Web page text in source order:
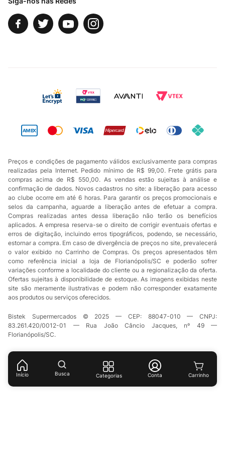
Início Busca Categorias Conta
Preços e condições de pagamento válidos exclusivamente para compras
realizadas pela Internet. Pedido mínimo de R$ 99,00. Frete grátis para
compras acima de R$ 550,00. As vendas estão sujeitas à análise e
confirmação de dados. Novos cadastros no site: a liberação para acesso
ao clube ocorre em até 6 horas. Para garantir os preços promocionais e
selos da campanha, aguarde a liberação antes de efetuar a compra.
Compras realizadas antes dessa liberação não terão os benefícios
aplicados. A empresa reserva-se o direito de corrigir eventuais ofertas e
erros de digitação, incluindo erros tipográficos, podendo, se necessário,
estornar a compra. Em caso de divergência de preços no site, prevalecerá
o valor exibido no Carrinho de Compras. Os preços apresentados têm
como referência inicial a loja de Florianópolis/SC e poderão sofrer
variações conforme a localidade do cliente ou a regionalização da oferta.
Ofertas sujeitas à disponibilidade de estoque. As imagens exibidas neste
site são meramente ilustrativas e podem não corresponder exatamente
aos produtos ou serviços oferecidos.
Bistek Supermercados © 2025 — CEP: 88047-010 — CNPJ:
83.261.420/0012-01 — Rua João Câncio Jacques, nº 49 —
Florianópolis/SC.